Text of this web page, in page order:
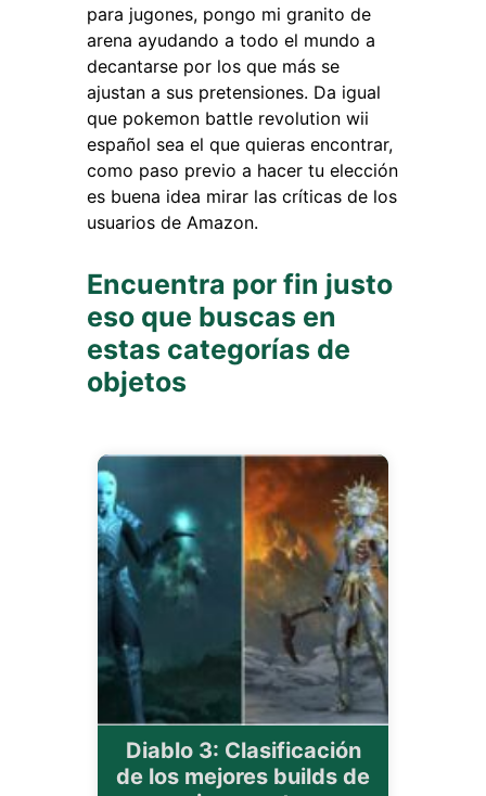
para jugones, pongo mi granito de
arena ayudando a todo el mundo a
decantarse por los que más se
ajustan a sus pretensiones. Da igual
que pokemon battle revolution wii
español sea el que quieras encontrar,
como paso previo a hacer tu elección
es buena idea mirar las críticas de los
usuarios de Amazon.
Encuentra por fin justo
eso que buscas en
estas categorías de
objetos
Diablo 3: Clasificación
de los mejores builds de